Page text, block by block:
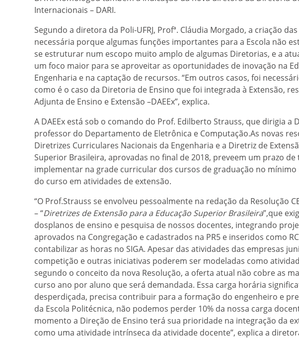
Internacionais – DARI.
Segundo a diretora da Poli-UFRJ, Profª. Cláudia Morgado, a criação
necessária porque algumas funções importantes para a Escola não
se estruturar num escopo muito amplo de algumas Diretorias, e a
um foco maior para se aproveitar as oportunidades de inovação na
Engenharia e na captação de recursos. “Em outros casos, foi
como é o caso da Diretoria de Ensino que foi integrada à Extensão,
Adjunta de Ensino e Extensão –DAEEx”, explica.
A DAEEx está sob o comando do Prof. Edilberto Strauss, que dirigia a
professor do Departamento de Eletrônica e Computação.As novas
Diretrizes Curriculares Nacionais da Engenharia e a Diretriz de
Superior Brasileira, aprovadas no final de 2018, preveem um prazo de
implementar na grade curricular dos cursos de graduação no mínimo
do curso em atividades de extensão.
“O Prof.Strauss se envolveu pessoalmente na redação da Resolução
– “Diretrizes de Extensão para a Educação Superior Brasileira”,que
dosplanos de ensino e pesquisa de nossos docentes, integrando
aprovados na Congregação e cadastrados na PR5 e inseridos como
contabilizar as horas no SIGA. Apesar das atividades das empresas
competição e outras iniciativas poderem ser modeladas como
segundo o conceito da nova Resolução, a oferta atual não cobre as
curso ano por aluno que será demandada. Essa carga horária
desperdiçada, precisa contribuir para a formação do engenheiro e
da Escola Politécnica, não podemos perder 10% da nossa carga
momento a Direção de Ensino terá sua prioridade na integração da
como uma atividade intrínseca da atividade docente”, explica a